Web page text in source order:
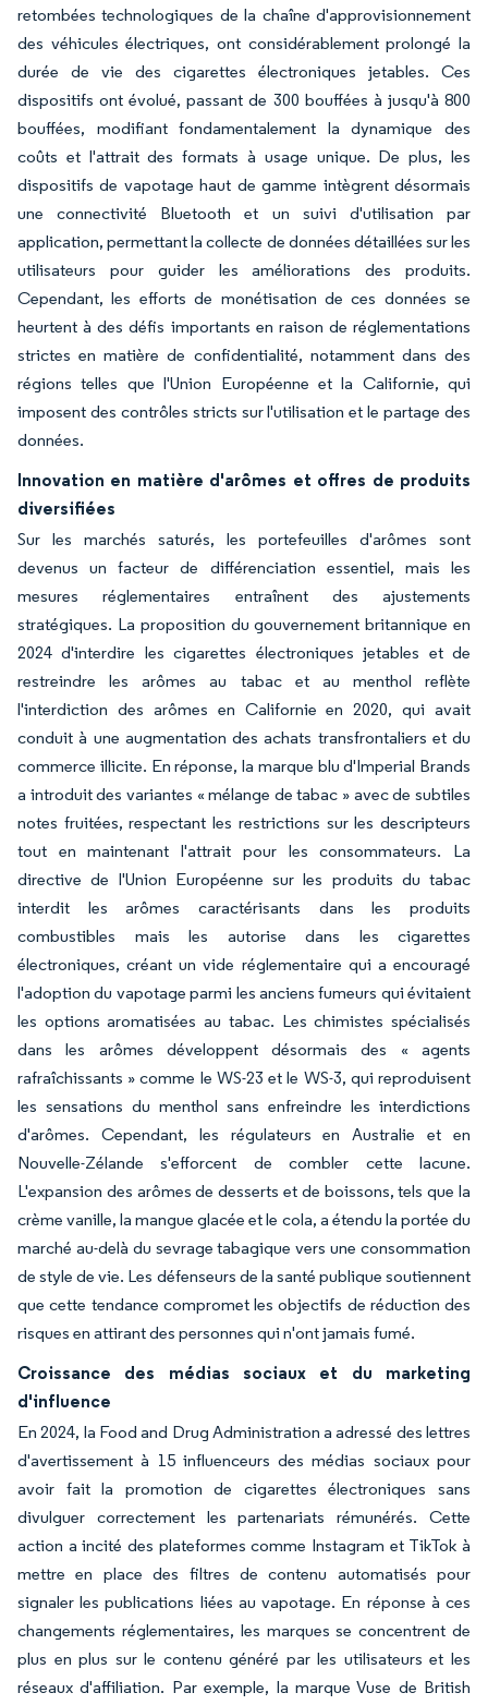
retombées technologiques de la chaîne d'approvisionnement
des véhicules électriques, ont considérablement prolongé la
durée de vie des cigarettes électroniques jetables. Ces
dispositifs ont évolué, passant de 300 bouffées à jusqu'à 800
bouffées, modifiant fondamentalement la dynamique des
coûts et l'attrait des formats à usage unique. De plus, les
dispositifs de vapotage haut de gamme intègrent désormais
une connectivité Bluetooth et un suivi d'utilisation par
application, permettant la collecte de données détaillées sur les
utilisateurs pour guider les améliorations des produits.
Cependant, les efforts de monétisation de ces données se
heurtent à des défis importants en raison de réglementations
strictes en matière de confidentialité, notamment dans des
régions telles que l'Union Européenne et la Californie, qui
imposent des contrôles stricts sur l'utilisation et le partage des
données.
Innovation en matière d'arômes et offres de produits
diversifiées
Sur les marchés saturés, les portefeuilles d'arômes sont
devenus un facteur de différenciation essentiel, mais les
mesures réglementaires entraînent des ajustements
stratégiques. La proposition du gouvernement britannique en
2024 d'interdire les cigarettes électroniques jetables et de
restreindre les arômes au tabac et au menthol reflète
l'interdiction des arômes en Californie en 2020, qui avait
conduit à une augmentation des achats transfrontaliers et du
commerce illicite. En réponse, la marque blu d'Imperial Brands
a introduit des variantes « mélange de tabac » avec de subtiles
notes fruitées, respectant les restrictions sur les descripteurs
tout en maintenant l'attrait pour les consommateurs. La
directive de l'Union Européenne sur les produits du tabac
interdit les arômes caractérisants dans les produits
combustibles mais les autorise dans les cigarettes
électroniques, créant un vide réglementaire qui a encouragé
l'adoption du vapotage parmi les anciens fumeurs qui évitaient
les options aromatisées au tabac. Les chimistes spécialisés
dans les arômes développent désormais des « agents
rafraîchissants » comme le WS-23 et le WS-3, qui reproduisent
les sensations du menthol sans enfreindre les interdictions
d'arômes. Cependant, les régulateurs en Australie et en
Nouvelle-Zélande s'efforcent de combler cette lacune.
L'expansion des arômes de desserts et de boissons, tels que la
crème vanille, la mangue glacée et le cola, a étendu la portée du
marché au-delà du sevrage tabagique vers une consommation
de style de vie. Les défenseurs de la santé publique soutiennent
que cette tendance compromet les objectifs de réduction des
risques en attirant des personnes qui n'ont jamais fumé.
Croissance des médias sociaux et du marketing
d'influence
En 2024, la Food and Drug Administration a adressé des lettres
d'avertissement à 15 influenceurs des médias sociaux pour
avoir fait la promotion de cigarettes électroniques sans
divulguer correctement les partenariats rémunérés. Cette
action a incité des plateformes comme Instagram et TikTok à
mettre en place des filtres de contenu automatisés pour
signaler les publications liées au vapotage. En réponse à ces
changements réglementaires, les marques se concentrent de
plus en plus sur le contenu généré par les utilisateurs et les
réseaux d'affiliation. Par exemple, la marque Vuse de British